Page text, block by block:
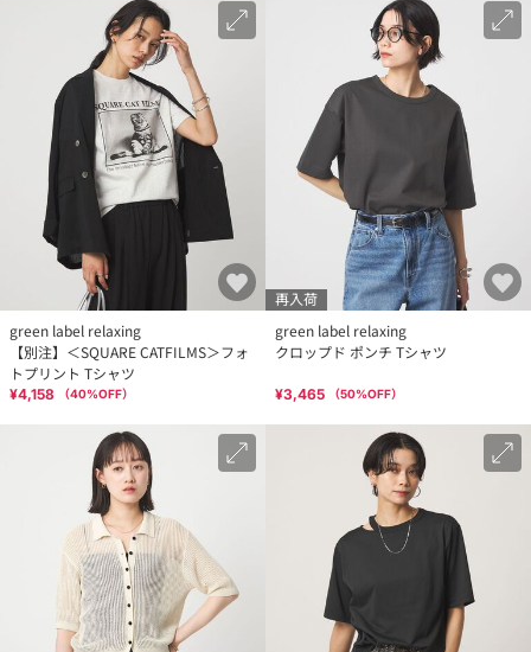
green label relaxing
【別注】＜SQUARE CATFILMS＞フォ
トプリント Tシャツ
¥4,158 （40%OFF）
再入荷
green label relaxing
クロップド ポンチ Tシャツ
¥3,465 （50%OFF）